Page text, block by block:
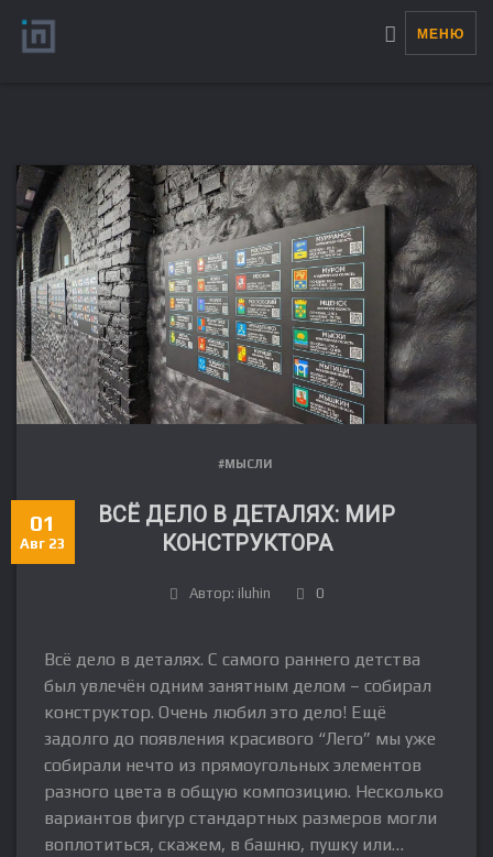
МЕНЮ
#МЫСЛИ
ВСЁ ДЕЛО В ДЕТАЛЯХ: МИР
КОНСТРУКТОРА
01
Авг 23
Автор: iluhin 0
Всё дело в деталях. С самого раннего детства
был увлечён одним занятным делом – собирал
конструктор. Очень любил это дело! Ещё
задолго до появления красивого “Лего” мы уже
собирали нечто из прямоугольных элементов
разного цвета в общую композицию. Несколько
вариантов фигур стандартных размеров могли
воплотиться, скажем, в башню, пушку или…